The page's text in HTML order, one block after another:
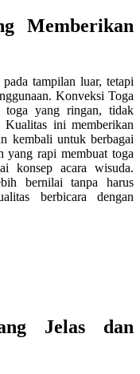
Memberikan
tampilan luar, tetapi
Konveksi Toga
toga yang ringan, tidak
Kualitas ini memberikan
kembali untuk berbagai
yang rapi membuat toga
konsep acara wisuda.
bernilai tanpa harus
berbicara dengan
Jelas dan